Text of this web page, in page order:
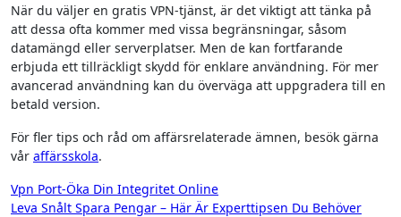
När du väljer en gratis VPN-tjänst, är det viktigt att tänka på
att dessa ofta kommer med vissa begränsningar, såsom
datamängd eller serverplatser. Men de kan fortfarande
erbjuda ett tillräckligt skydd för enklare användning. För mer
avancerad användning kan du överväga att uppgradera till en
betald version.
För fler tips och råd om affärsrelaterade ämnen, besök gärna
vår affärsskola.
Inläggsnavigering
Vpn Port-Öka Din Integritet Online
Leva Snålt Spara Pengar – Här Är Experttipsen Du Behöver